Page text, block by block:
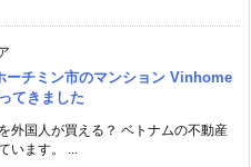
ーチミン市のマンション Vinhome
てきました
外国人が買える？ ベトナムの不動産
います。 ...